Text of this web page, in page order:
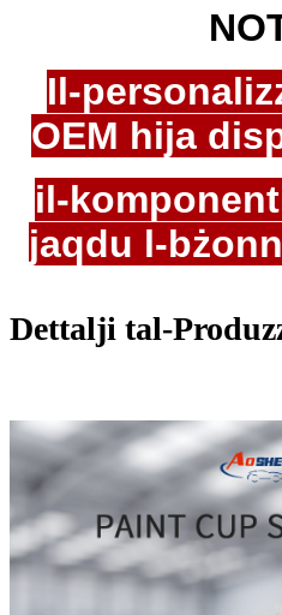
Il-
OEM hija
il-
jaqdu l-
Dettalji tal-